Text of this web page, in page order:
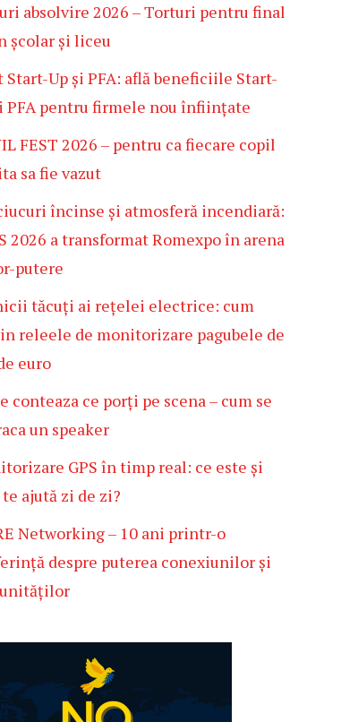
absolvire 2026 – Torturi pentru final
școlar și liceu
Start-Up și PFA: află beneficiile Start-
PFA pentru firmele nou înființate
FEST 2026 – pentru ca fiecare copil
sa fie vazut
încinse și atmosferă incendiară:
2026 a transformat Romexpo în arena
putere
tăcuți ai rețelei electrice: cum
releele de monitorizare pagubele de
euro
conteaza ce porți pe scena – cum se
un speaker
GPS în timp real: ce este și
ajută zi de zi?
Networking – 10 ani printr-o
despre puterea conexiunilor și